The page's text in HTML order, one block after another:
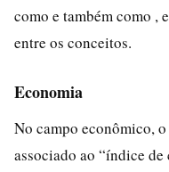
como e também como ,
entre os conceitos.
Economia
No campo econômico,
associado ao “índice